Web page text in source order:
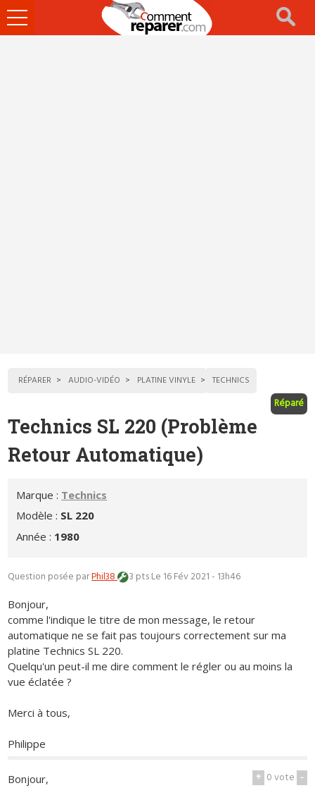
Ouvrir
le
RÉPARER AUDIO-VIDÉO PLATINE VINYLE TECHNICS
Réparé
Technics SL 220 (Problème
Retour Automatique)
Marque : Technics
Modèle : SL 220
Année : 1980
Question posée parPhil38 3 ptsLe 16 Fév 2021 - 13h46
Bonjour,
comme l'indique le titre de mon message, le retour
automatique ne se fait pas toujours correctement sur ma
platine Technics SL 220.
Quelqu'un peut-il me dire comment le régler ou au moins la
vue éclatée ?
Merci à tous,
Philippe
+ 0vote -
Bonjour,